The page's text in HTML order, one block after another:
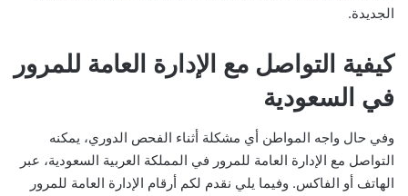
الجديدة.
كيفية التواصل مع الإدارة العامة للمرور
في السعودية
وفي حال واجه المواطن أي مشكلة أثناء الفحص الدوري، يمكنه
التواصل مع الإدارة العامة للمرور في المملكة العربية السعودية، عبر
الهاتف أو الفاكس. وفيما يلي نقدم لكم أرقام الإدارة العامة للمرور